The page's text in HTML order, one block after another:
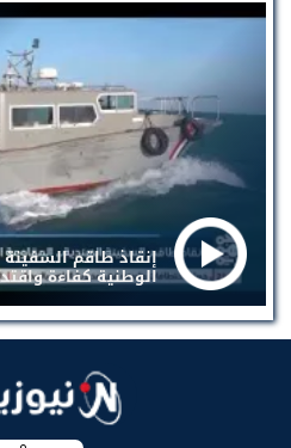
إنقاذ طاقم السفينة
الوطنية كفاءة